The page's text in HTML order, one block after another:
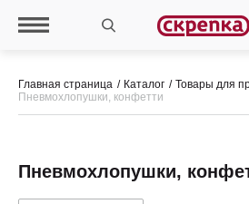
Главная страница Каталог
Товары для
Пневмохлопушки, конфетти
Пневмохлопушки,